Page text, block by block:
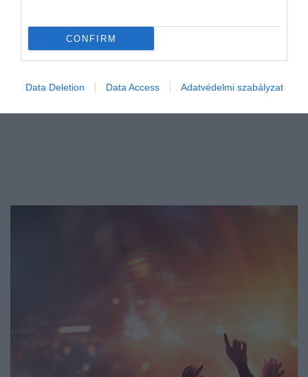
CONFIRM
Data Deletion Data Access Adatvédelmi szabályzat